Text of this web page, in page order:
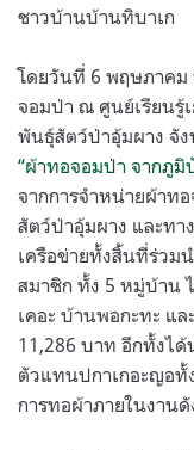
ชาวบ้านบ้านทิบาเก
โดยวันที่ 6 พฤษภาคม
จอมป่า ณ ศูนย์เรียนรู้
พันธุ์สัตว์ป่าอุ้มผาง จั
“ผ้าทอจอมป่า จากภู
จากการจำหน่ายผ้าท
สัตว์ป่าอุ้มผาง และทา
เครือข่ายทั้งสิ้นที่ร่วม
สมาชิก ทั้ง 5 หมู่บ้าน
เคอะ บ้านพอกะทะ แ
11,286 บาท อีกทั้งได้
ตัวแทนปกาเกอะญอทั้
การทอผ้าภายในงานดั